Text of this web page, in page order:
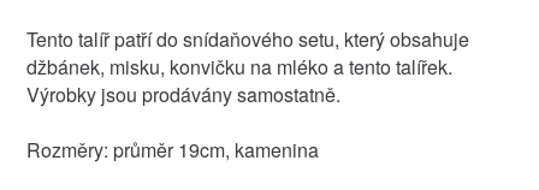
Tento talíř patří do snídaňového setu, který obsahuje
džbánek, misku, konvičku na mléko a tento talířek.
Výrobky jsou prodávány samostatně.
Rozměry: průměr 19cm, kamenina